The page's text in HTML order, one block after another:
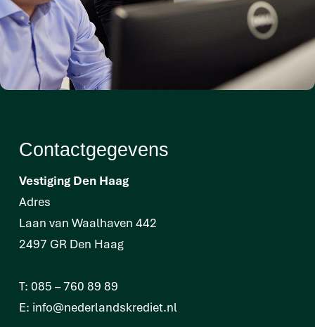
Contactgegevens
Vestiging Den Haag
Adres
Laan van Waalhaven 442
2497 GR Den Haag
T: 085 – 760 89 89
E: info@nederlandskrediet.nl